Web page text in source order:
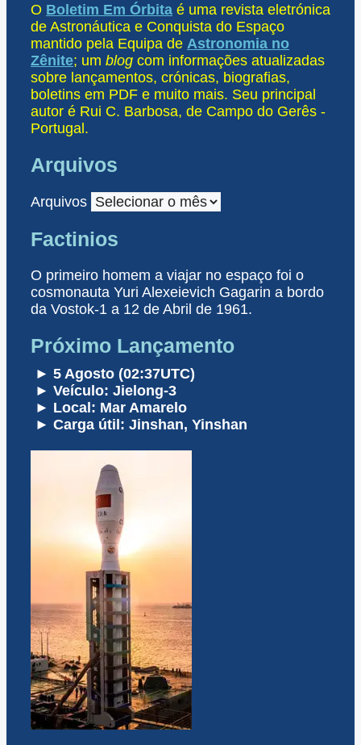
O Boletim Em Órbita é uma revista eletrónica
de Astronáutica e Conquista do Espaço
mantido pela Equipa de Astronomia no
Zênite; um blog com informações atualizadas
sobre lançamentos, crónicas, biografias,
boletins em PDF e muito mais. Seu principal
autor é Rui C. Barbosa, de Campo do Gerês -
Portugal.
Arquivos
Arquivos
Factinios
O primeiro homem a viajar no espaço foi o
cosmonauta Yuri Alexeievich Gagarin a bordo
da Vostok-1 a 12 de Abril de 1961.
Próximo Lançamento
► 5 Agosto (02:37UTC)
► Veículo: Jielong-3
► Local: Mar Amarelo
► Carga útil: Jinshan, Yinshan